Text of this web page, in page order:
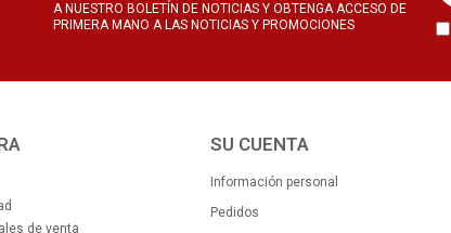
A NUESTRO BOLETÍN DE NOTICIAS Y OBTENGA ACCESO DE
PRIMERA MANO A LAS NOTICIAS Y PROMOCIONES
de venta
SU CUENTA
Información personal
Pedidos